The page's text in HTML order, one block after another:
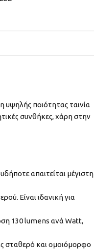
υψηλής ποιότητας ταινία
συνθήκες, χάρη στην
απαιτείται μέγιστη
Είναι ιδανική για
130 lumens ανά Watt,
σταθερό και ομοιόμορφο